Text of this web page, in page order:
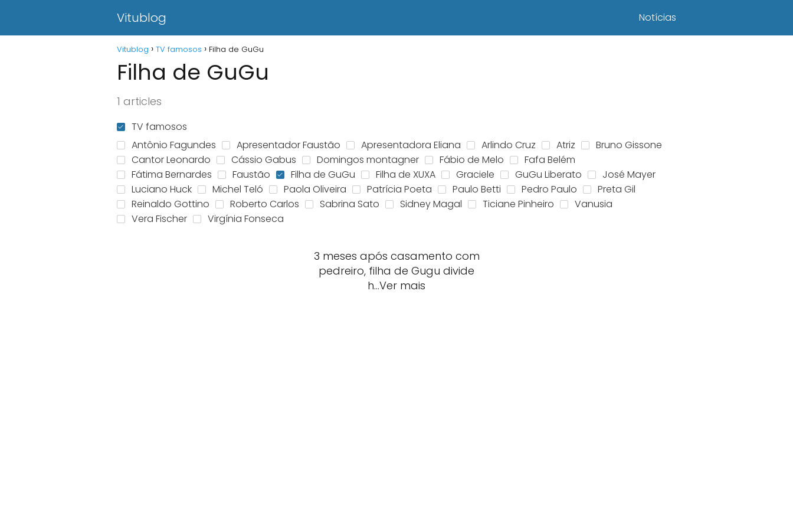
Vitublog Notícias
Vitublog TV famosos Filha de GuGu
Filha de GuGu
1 articles
TV famosos
Antônio Fagundes
Apresentador Faustão Apresentadora Eliana Arlindo Cruz Atriz
Bruno Gissone
Cantor Leonardo
Cássio Gabus Domingos montagner Fábio de Melo
Fafa Belém
Fátima Bernardes
Faustão Filha de GuGu Filha de XUXA Graciele GuGu Liberato
José Mayer
Luciano Huck
Michel Teló Paola Oliveira Patrícia Poeta Paulo Betti Pedro Paulo
Preta Gil
Reinaldo Gottino
Roberto Carlos Sabrina Sato Sidney Magal Ticiane Pinheiro
Vanusia
Vera Fischer
Virgínia Fonseca
3 meses após casamento com
pedreiro, filha de Gugu divide
h…Ver mais